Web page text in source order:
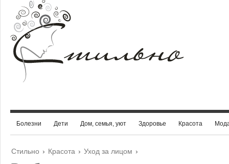
Болезни Дети Дом, семья, уют Здоровье Красота
Стильно › Красота › Уход за лицом ›